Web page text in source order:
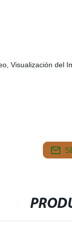
Visualización del